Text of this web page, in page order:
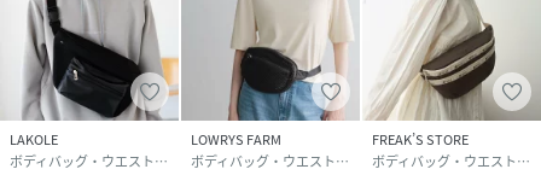
LAKOLE
ボディバッグ・ウエストポーチ
LOWRYS FARM
ボディバッグ・ウエストポーチ
FREAK’S STORE
ボディバッグ・ウエストポーチ